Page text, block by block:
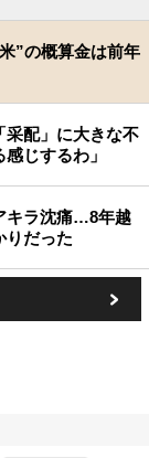
”の概算金は前年
采配」に大きな不
じするわ」
キラ沈痛…8年越
りだった